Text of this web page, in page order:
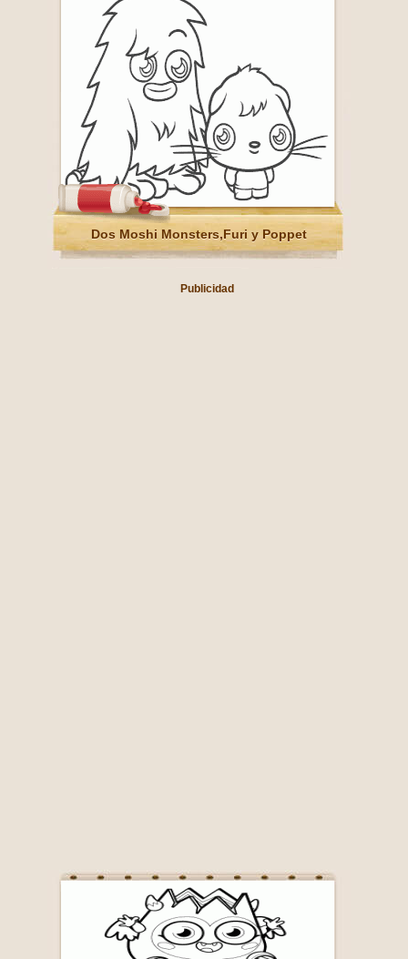
Dos Moshi Monsters,Furi y Poppet
Publicidad